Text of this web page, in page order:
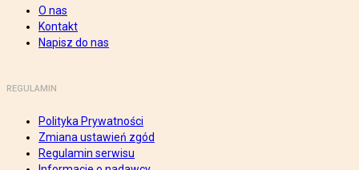
O nas
Kontakt
Napisz do nas
REGULAMIN
Polityka Prywatności
Zmiana ustawień zgód
Regulamin serwisu